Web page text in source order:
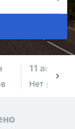
11 авг., вт
Нет рейсов